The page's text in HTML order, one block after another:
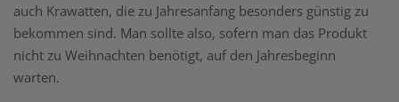
auch Krawatten, die zu Jahresanfang besonders günstig zu
bekommen sind. Man sollte also, sofern man das Produkt
nicht zu Weihnachten benötigt, auf den Jahresbeginn
warten.